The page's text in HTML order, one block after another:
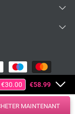
MAINTENANT
€30.00 €58.99